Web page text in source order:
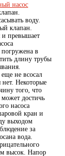
насос
воду.
клапан.
и превышает
погружена в
длину трубы
не всосал
Некоторые
того, что
может достичь
насоса
кран и
выходом
за
вода.
высок. Напор